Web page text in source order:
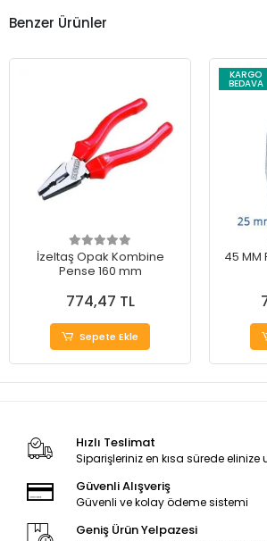
Benzer Ürünler
İzeltaş Opak Kombine
Pense 160 mm
774,47 TL
Sepete Ekle
KARGO
BEDAVA
45 MM
Hızlı Teslimat
Siparişleriniz en kısa sürede elinize
Güvenli Alışveriş
Güvenli ve kolay ödeme sistemi
Geniş Ürün Yelpazesi